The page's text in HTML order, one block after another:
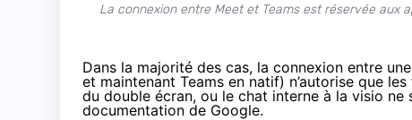
La connexion entre Meet et Teams est réservée aux
Dans la majorité des cas, la connexion entre
et maintenant Teams en natif) n’autorise que
du double écran, ou le chat interne à la visio
documentation de Google.